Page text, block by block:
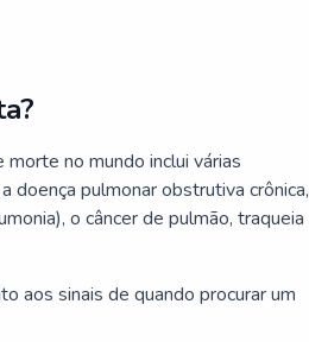
no mundo inclui várias
doença pulmonar obstrutiva crônica,
o câncer de pulmão, traqueia
aos sinais de quando procurar um